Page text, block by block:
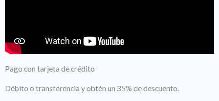
Pago con tarjeta de crédito
Débito o transferencia y obtén un 35% de descuento.